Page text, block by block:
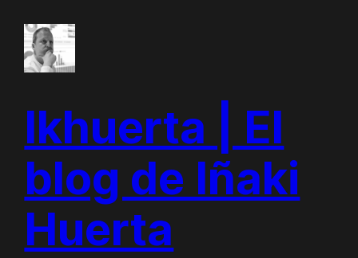
contenido
Ikhuerta | El
blog de Iñaki
Huerta